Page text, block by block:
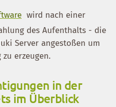
wird nach einer
des Aufenthalts - die
Server angestoßen um
erzeugen.
in der
im Überblick